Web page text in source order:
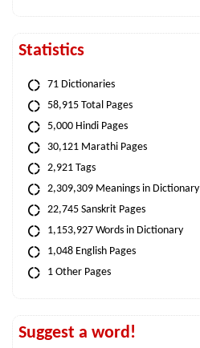
Statistics
71 Dictionaries
58,915 Total Pages
5,000 Hindi Pages
30,121 Marathi Pages
2,921 Tags
2,309,309 Meanings in Dictionary
22,745 Sanskrit Pages
1,153,927 Words in Dictionary
1,048 English Pages
1 Other Pages
Suggest a word!